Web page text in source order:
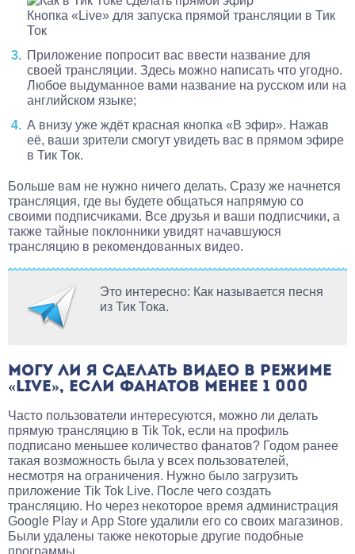
Кнопка «Live» для запуска прямой трансляции в Тик
Ток
Приложение попросит вас ввести название для
своей трансляции. Здесь можно написать что угодно.
Любое выдуманное вами название на русском или на
английском языке;
А внизу уже ждёт красная кнопка «В эфир». Нажав
её, ваши зрители смогут увидеть вас в прямом эфире
в Тик Ток.
Больше вам не нужно ничего делать. Сразу же начнется
трансляция, где вы будете общаться напрямую со
своими подписчиками. Все друзья и ваши подписчики, а
также тайные поклонники увидят начавшуюся
трансляцию в рекомендованных видео.
Это интересно: Как называется песня
из Тик Тока.
МОГУ ЛИ Я СДЕЛАТЬ ВИДЕО В РЕЖИМЕ
«LIVE», ЕСЛИ ФАНАТОВ МЕНЕЕ 1 000
Часто пользователи интересуются, можно ли делать
прямую трансляцию в Tik Tok, если на профиль
подписано меньшее количество фанатов? Годом ранее
такая возможность была у всех пользователей,
несмотря на ограничения. Нужно было загрузить
приложение Tik Tok Live. После чего создать
трансляцию. Но через некоторое время администрация
Google Play и App Store удалили его со своих магазинов.
Были удалены также некоторые другие подобные